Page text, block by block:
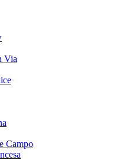
Via
Campo